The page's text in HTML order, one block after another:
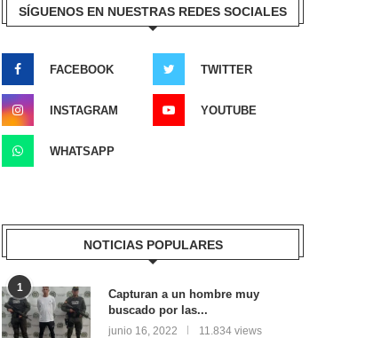
SÍGUENOS EN NUESTRAS REDES SOCIALES
FACEBOOK TWITTER
INSTAGRAM YOUTUBE
WHATSAPP
NOTICIAS POPULARES
1
Capturan a un hombre muy
buscado por las...
junio 16, 2022 11.834 views